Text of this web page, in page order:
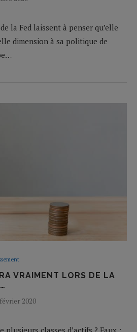
la Fed laissent à penser qu’elle
dimension à sa politique de
VRAIMENT LORS DE LA
2020
plusieurs classes d’actifs ? Faux :